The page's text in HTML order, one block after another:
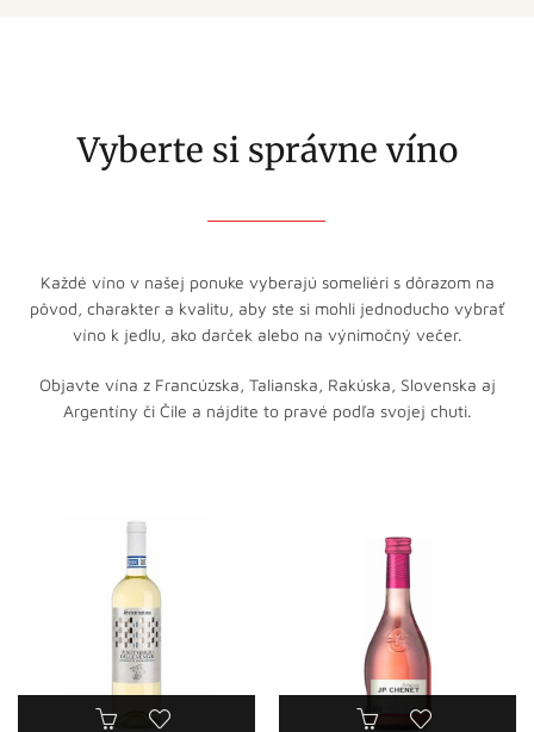
Vyberte si správne víno
Každé víno v našej ponuke vyberajú someliéri s dôrazom na
pôvod, charakter a kvalitu, aby ste si mohli jednoducho vybrať
víno k jedlu, ako darček alebo na výnimočný večer.
Objavte vína z Francúzska, Talianska, Rakúska, Slovenska aj
Argentíny či Čile a nájdite to pravé podľa svojej chuti.